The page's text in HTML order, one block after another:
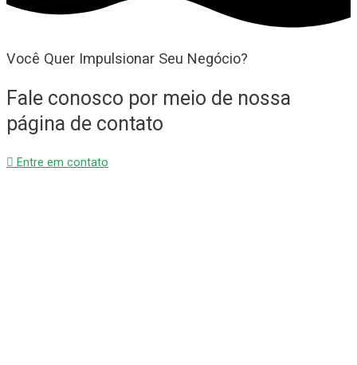
Você Quer Impulsionar Seu Negócio?
Fale conosco por meio de nossa
página de contato
Entre em contato